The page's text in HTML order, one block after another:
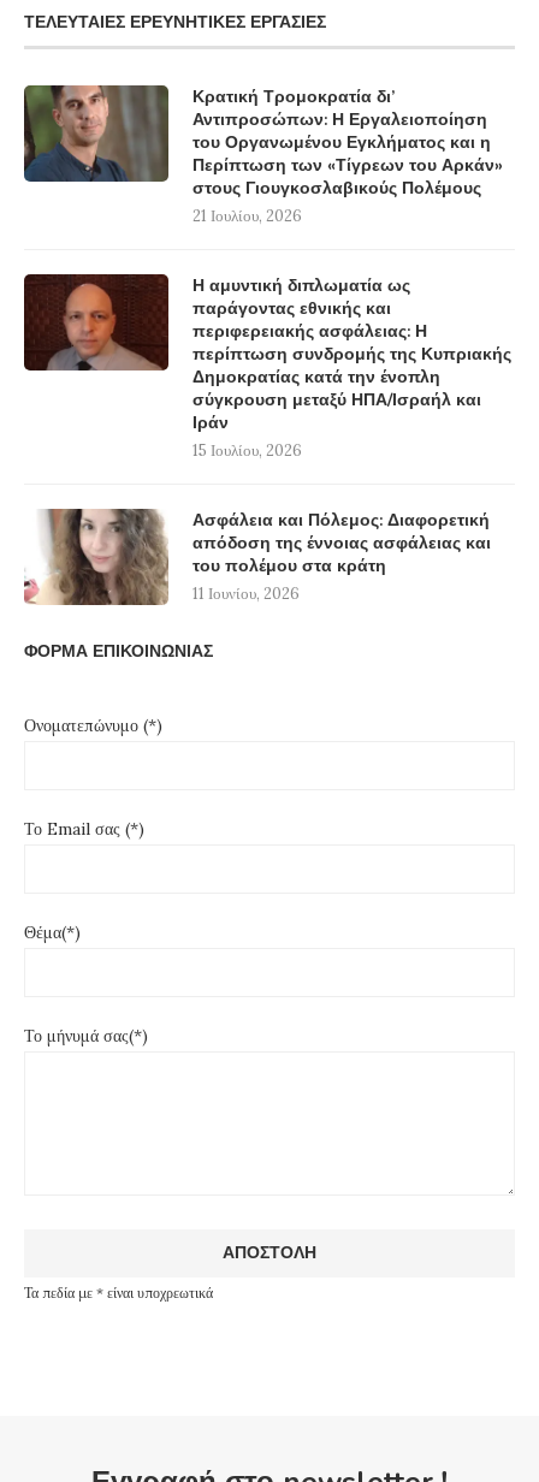
ΤΕΛΕΥΤΑΊΕΣ ΕΡΕΥΝΗΤΙΚΈΣ ΕΡΓΑΣΊΕΣ
Κρατική Τρομοκρατία δι’
Αντιπροσώπων: Η Εργαλειοποίηση
του Οργανωμένου Εγκλήματος και η
Περίπτωση των «Τίγρεων του Αρκάν»
στους Γιουγκοσλαβικούς Πολέμους
21 Ιουλίου, 2026
Η αμυντική διπλωματία ως
παράγοντας εθνικής και
περιφερειακής ασφάλειας: Η
περίπτωση συνδρομής της Κυπριακής
Δημοκρατίας κατά την ένοπλη
σύγκρουση μεταξύ ΗΠΑ/Ισραήλ και
Ιράν
15 Ιουλίου, 2026
Ασφάλεια και Πόλεμος: Διαφορετική
απόδοση της έννοιας ασφάλειας και
του πολέμου στα κράτη
11 Ιουνίου, 2026
ΦΟΡΜΑ ΕΠΙΚΟΙΝΩΝΙΑΣ
Ονοματεπώνυμο (*)
Το Email σας (*)
Θέμα(*)
Το μήνυμά σας(*)
Τα πεδία με * είναι υποχρεωτικά